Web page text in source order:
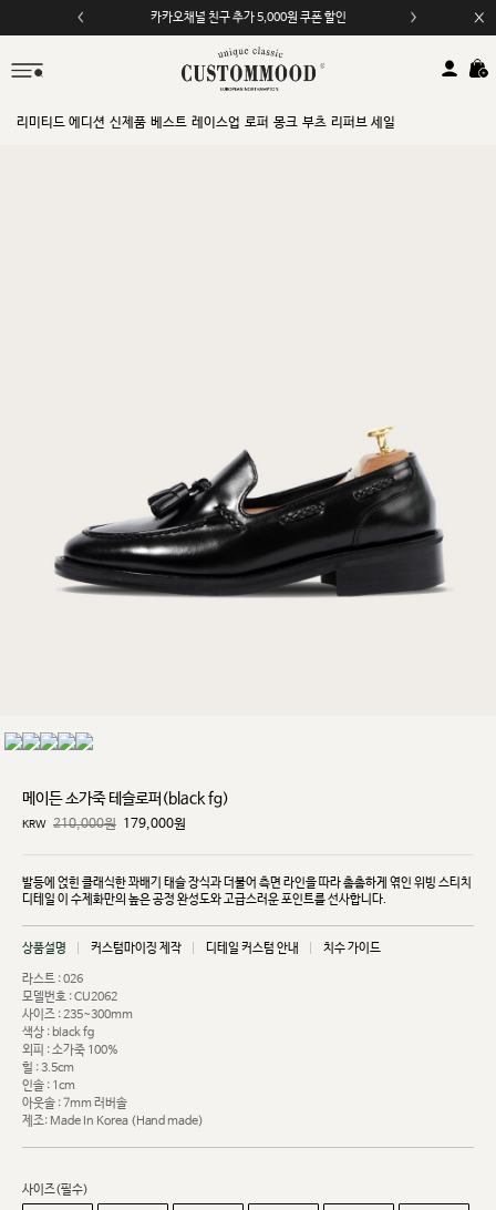
카카오채널 친구 추가 5,000원 쿠폰 할인
모바일 앱 자동 2,000원 할인
리미티드 에디션 신제품 베스트 레이스업 로퍼 몽크 부츠 리퍼브 세일
메이든 소가죽 테슬로퍼(black fg)
KRW 210,000원 179,000원
발등에 얹힌 클래식한 꽈배기 태슬 장식과 더불어 측면 라인을 따라 촘촘하게 엮인 위빙 스티치
디테일 이 수제화만의 높은 공정 완성도와 고급스러운 포인트를 선사합니다.
상품설명 커스텀마이징 제작 디테일 커스텀 안내 치수 가이드
라스트 : 026
모델번호 : CU2062
사이즈 : 235~300mm
색상 : black fg
외피 : 소가죽 100%
힐 : 3.5cm
인솔 : 1cm
아웃솔 : 7mm 러버솔
제조: Made In Korea (Hand made)
사이즈(필수)